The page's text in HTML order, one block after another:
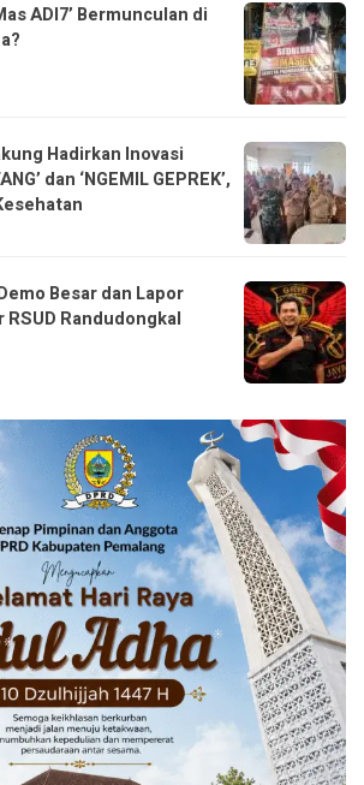
ADI7’ Bermunculan di
Hadirkan Inovasi
dan ‘NGEMIL GEPREK’,
Besar dan Lapor
Randudongkal